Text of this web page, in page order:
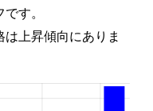
す。
上昇傾向にありま